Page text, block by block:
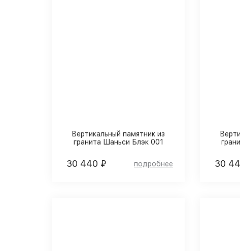
Вертикальный памятник из
гранита Шаньси Блэк 001
30 440 ₽ 30